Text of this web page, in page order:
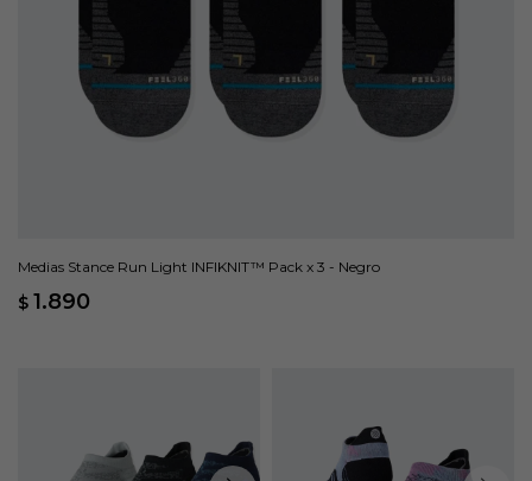
Medias Stance Run Light INFIKNIT™ Pack x 3 - Negro
$ 1.890